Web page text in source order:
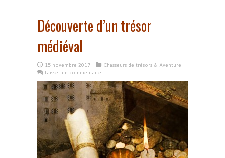
Découverte d’un trésor
médiéval
15 novembre 2017
Chasseurs de trésors & Aventure
Laisser un commentaire